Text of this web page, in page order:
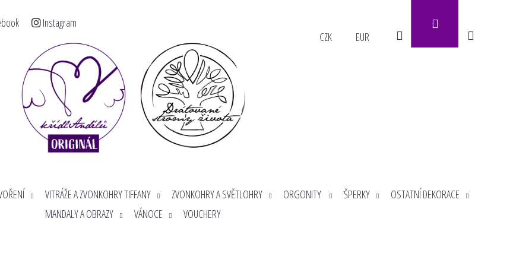
Instagram
VITRÁŽE A ZVONKOHRY TIFFANY ZVONKOHRY A SVĚTLOHRY ORGONITY ŠPERKY
OSTATNÍ DEKORACE
MANDALY A OBRAZY
VÁNOCE VOUCHERY
CZK EUR
Co potřebujete najít?
HLEDAT